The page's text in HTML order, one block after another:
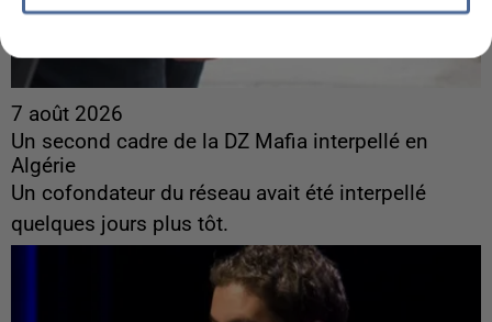
7 août 2026
Un second cadre de la DZ Mafia interpellé en
Algérie
Un cofondateur du réseau avait été interpellé
quelques jours plus tôt.